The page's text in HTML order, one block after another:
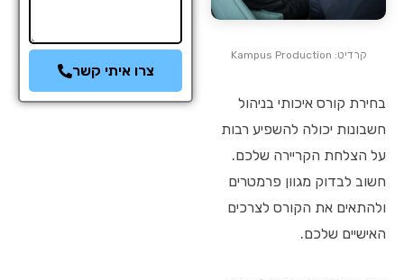
קרדיט: Kampus Production
בחירת קורס איכותי בניהול
חשבונות יכולה להשפיע רבות
על הצלחת הקריירה שלכם.
חשוב לבדוק מגוון פרמטרים
ולהתאים את הקורס לצרכים
האישיים שלכם.
צרו איתי קשר